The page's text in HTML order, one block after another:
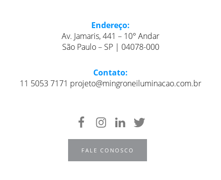
Endereço:
Av. Jamaris, 441 – 10° Andar
São Paulo – SP | 04078-000
Contato:
11 5053 7171 projeto@mingroneiluminacao.com.br
FALE CONOSCO